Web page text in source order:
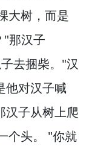
大树， 而是
"那汉子
去捆柴。 "汉
他对汉子喊
汉子从树上爬
头。
"你就